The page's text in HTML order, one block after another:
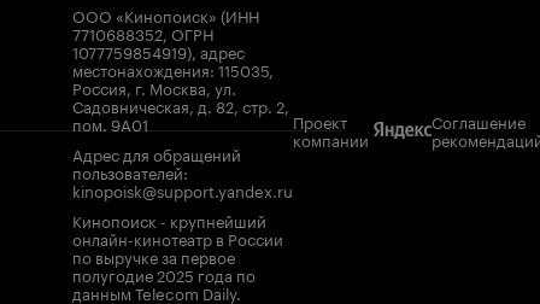
ООО «Кинопоиск» (ИНН
7710688352, ОГРН
1077759854919), адрес
местонахождения: 115035,
Россия, г. Москва, ул.
Садовническая, д. 82, стр. 2,
пом. 9А01
Адрес для обращений
пользователей:
kinopoisk@support.yandex.ru
Кинопоиск - крупнейший
онлайн-кинотеатр в России
по выручке за первое
полугодие 2025 года по
данным Telecom Daily.
Проект
компании
Соглашение